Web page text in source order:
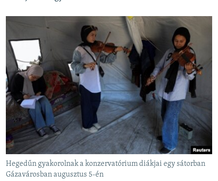
Hegedűn gyakorolnak a konzervatórium diákjai egy sátorban
Gázavárosban augusztus 5-én